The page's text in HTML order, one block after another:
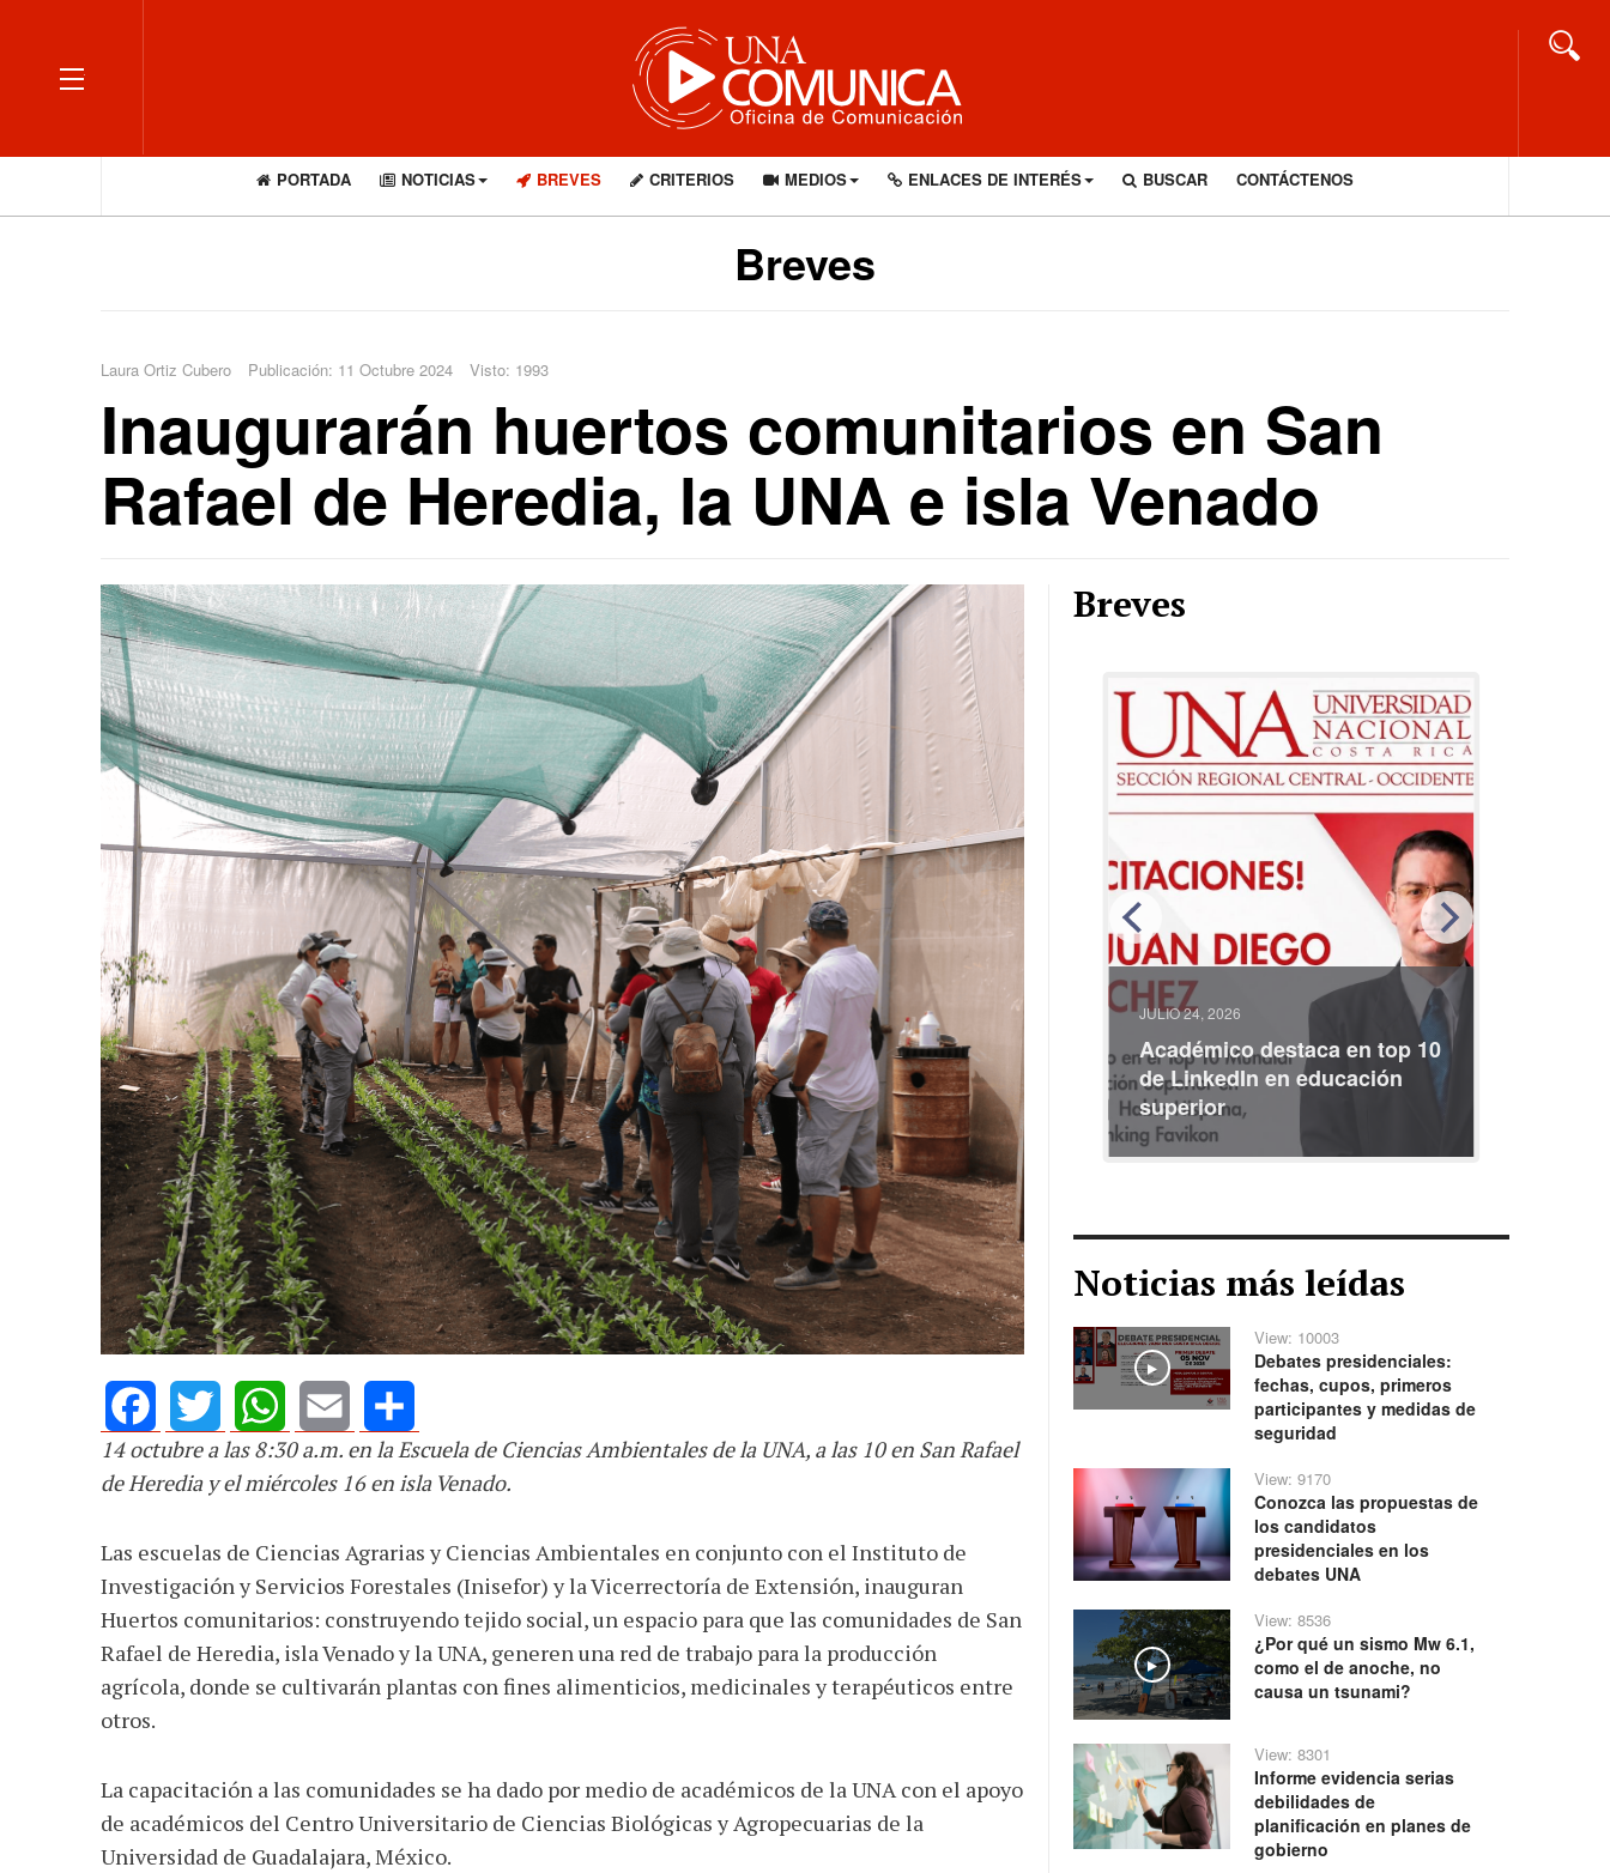
OFF CANVAS
PORTADA NOTICIAS BREVES CRITERIOS MEDIOS ENLACES DE INTERÉS BUSCAR CONTÁCTENOS
Breves
Laura Ortiz Cubero Publicación: 11 Octubre 2024 Visto: 1993
Inaugurarán huertos comunitarios en San
Rafael de Heredia, la UNA e isla Venado
FacebookTwitterWhatsApp
Email Share
14 octubre a las 8:30 a.m. en la Escuela de Ciencias Ambientales de la UNA, a las 10 en San Rafael
de Heredia y el miércoles 16 en isla Venado.
Las escuelas de Ciencias Agrarias y Ciencias Ambientales en conjunto con el Instituto de
Investigación y Servicios Forestales (Inisefor) y la Vicerrectoría de Extensión, inauguran
Huertos comunitarios: construyendo tejido social, un espacio para que las comunidades de San
Rafael de Heredia, isla Venado y la UNA, generen una red de trabajo para la producción
agrícola, donde se cultivarán plantas con fines alimenticios, medicinales y terapéuticos entre
otros.
La capacitación a las comunidades se ha dado por medio de académicos de la UNA con el apoyo
de académicos del Centro Universitario de Ciencias Biológicas y Agropecuarias de la
Universidad de Guadalajara, México.
Breves
AGOSTO 05, 2026
Consejo Universitario llama a
defender la democracia
JULIO 24, 2026
Rechazo al reparto desigual
de ganancias es mayor
cuando hubo esfuerzo
JULIO 24, 2026
Académico destaca en top 10
de LinkedIn en educación
superior
Noticias más leídas
Play
View: 10003
Debates presidenciales:
fechas, cupos, primeros
participantes y medidas de
seguridad
View: 9170
Conozca las propuestas de
los candidatos
presidenciales en los
debates UNA
Play
View: 8536
¿Por qué un sismo Mw 6.1,
como el de anoche, no
causa un tsunami?
View: 8301
Informe evidencia serias
debilidades de
planificación en planes de
gobierno